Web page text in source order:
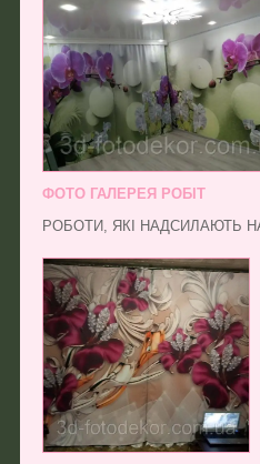
ФОТО ГАЛЕРЕЯ РОБІТ
РОБОТИ, ЯКІ НАДСИЛАЮТЬ